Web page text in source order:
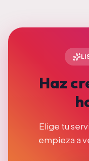
Haz
Elige tu
empieza a